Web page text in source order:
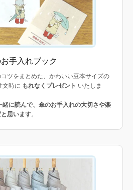
手入れブック
ツをまとめた、かわいい豆本サイズの
文時に もれなくプレゼント いたしま
緒に読んで、傘のお手入れの大切さや楽
思います。